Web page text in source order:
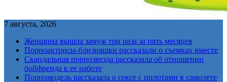
7 августа, 2026
Женщина вышла замуж три раза за пять месяцев
Порноактрисы-близняшки рассказали о съемках вместе
Скандальная порнозвезда рассказала об отношении
бойфренда к ее работе
Порномодель рассказала о сексе с пилотами в самолете